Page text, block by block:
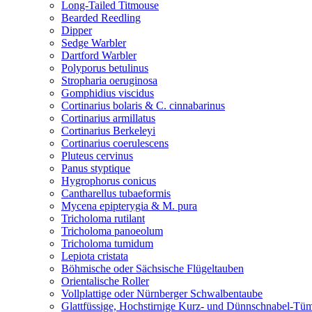
Long-Tailed Titmouse
Bearded Reedling
Dipper
Sedge Warbler
Dartford Warbler
Polyporus betulinus
Stropharia oeruginosa
Gomphidius viscidus
Cortinarius bolaris & C. cinnabarinus
Cortinarius armillatus
Cortinarius Berkeleyi
Cortinarius coerulescens
Pluteus cervinus
Panus styptique
Hygrophorus conicus
Cantharellus tubaeformis
Mycena epipterygia & M. pura
Tricholoma rutilant
Tricholoma panoeolum
Tricholoma tumidum
Lepiota cristata
Böhmische oder Sächsische Flügeltauben
Orientalische Roller
Vollplattige oder Nürnberger Schwalbentaube
Glattfüssige, Hochstirnige Kurz- und Dünnschnabel-